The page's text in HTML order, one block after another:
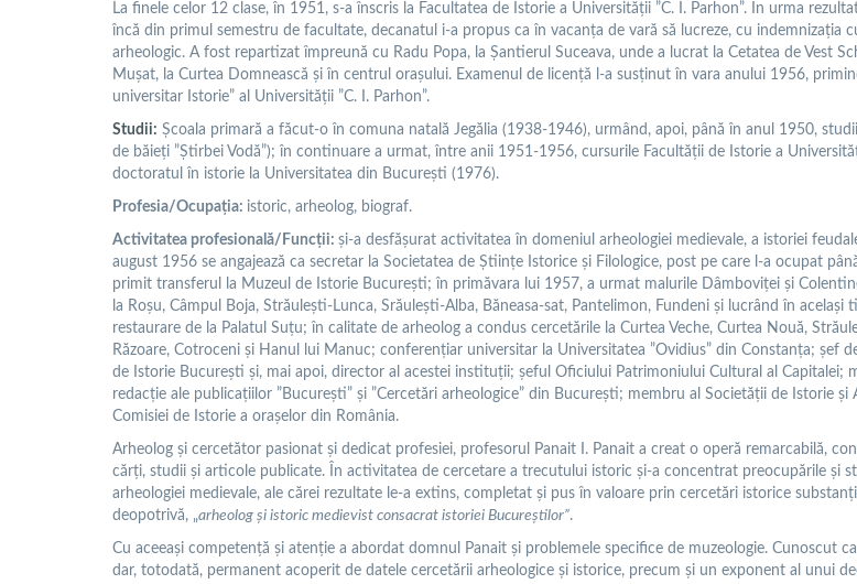
La finele celor 12 clase, în 1951, s-a înscris la Facultatea de Istorie a Universității ”C. I. Parhon”. În urma
încă din primul semestru de facultate, decanatul i-a propus ca în vacanța de vară să lucreze, cu indemnizația
arheologic. A fost repartizat împreună cu Radu Popa, la Șantierul Suceava, unde a lucrat la Cetatea de Vest
Mușat, la Curtea Domnească și în centrul orașului. Examenul de licență l-a susţinut în vara anului 1956,
universitar Istorie” al Universității ”C. I. Parhon”.
Studii: Şcoala primară a făcut-o în comuna natală Jegălia (1938-1946), urmând, apoi, până în anul 1950,
de băieți ”Știrbei Vodă”); în continuare a urmat, între anii 1951-1956, cursurile Facultăţii de Istorie a
doctoratul în istorie la Universitatea din București (1976).
Profesia/Ocupația: istoric, arheolog, biograf.
Activitatea profesională/Funcții: și-a desfășurat activitatea în domeniul arheologiei medievale, a istoriei
august 1956 se angajează ca secretar la Societatea de Științe Istorice și Filologice, post pe care l-a ocupat
primit transferul la Muzeul de Istorie București; în primăvara lui 1957, a urmat malurile Dâmboviței și
la Roșu, Câmpul Boja, Străulești-Lunca, Srăulești-Alba, Băneasa-sat, Pantelimon, Fundeni și lucrând în același
restaurare de la Palatul Suțu; în calitate de arheolog a condus cercetările la Curtea Veche, Curtea Nouă,
Răzoare, Cotroceni și Hanul lui Manuc; conferențiar universitar la Universitatea ”Ovidius” din Constanța; șef
de Istorie București și, mai apoi, director al acestei instituții; şeful Oficiului Patrimoniului Cultural al Capitalei;
redacție ale publicațiilor ”București” și ”Cercetări arheologice” din București; membru al Societății de Istorie și
Comisiei de Istorie a orașelor din România.
Arheolog şi cercetător pasionat şi dedicat profesiei, profesorul Panait I. Panait a creat o operă remarcabilă,
cărţi, studii şi articole publicate. În activitatea de cercetare a trecutului istoric şi-a concentrat preocupările şi
arheologiei medievale, ale cărei rezultate le-a extins, completat şi pus în valoare prin cercetări istorice
deopotrivă, „arheolog şi istoric medievist consacrat istoriei Bucureştilor”.
Cu aceeaşi competenţă şi atenţie a abordat domnul Panait şi problemele specifice de muzeologie. Cunoscut
dar, totodată, permanent acoperit de datele cercetării arheologice şi istorice, precum şi un exponent al unui